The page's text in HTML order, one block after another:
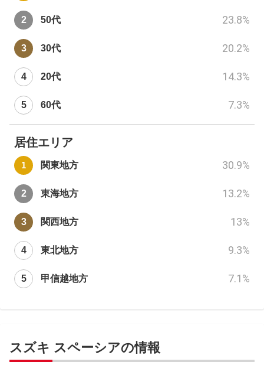
50代 23.8%
30代 20.2%
20代 14.3%
60代 7.3%
居住エリア
関東地方 30.9%
東海地方 13.2%
関西地方 13%
東北地方 9.3%
甲信越地方 7.1%
スズキ スペーシアの情報